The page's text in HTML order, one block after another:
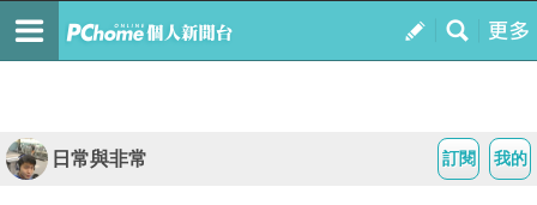
我的
訂閱
日常與非常